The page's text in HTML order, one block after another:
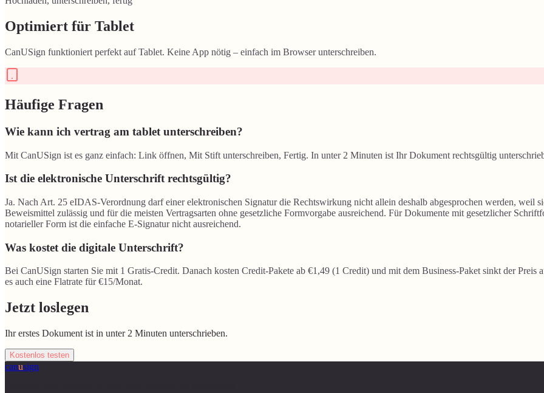
Optimiert für Tablet
CanUSign funktioniert perfekt aufTablet. Keine App nötig – einfach im Browser unterschreiben.
Häufige Fragen
Wie kann ich vertrag am tablet unterschreiben?
Mit CanUSign ist es ganz einfach: Link öffnen, Mit Stift unterschreiben, Fertig. In unter 2 Minuten ist Ihr Dokument rechtsgültig
Ist die elektronische Unterschrift rechtsgültig?
Ja. Nach Art. 25 eIDAS-Verordnung darf einer elektronischen Signatur die Rechtswirkung nicht allein deshalb abgesprochen werden, weil
Beweismittel zulässig und für die meisten Vertragsarten ohne gesetzliche Formvorgabe ausreichend. Für Dokumente mit gesetzlicher
notarieller Form ist die einfache E-Signatur nicht ausreichend.
Was kostet die digitale Unterschrift?
Bei CanUSign starten Sie mit 1 Gratis-Credit. Danach kosten Credit-Pakete ab €1,49 (1 Credit) und mit dem Business-Paket sinkt der
es auch eine Flatrate für €15/Monat.
Jetzt loslegen
Ihr erstes Dokument ist in unter 2 Minuten unterschrieben.
Kostenlos testen
canusign